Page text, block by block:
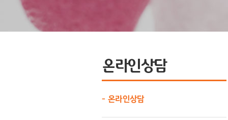
온라인상담
온라인상담